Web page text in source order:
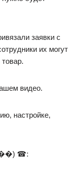
заявки с
их могут
видео.
настройке,
��) ☎: